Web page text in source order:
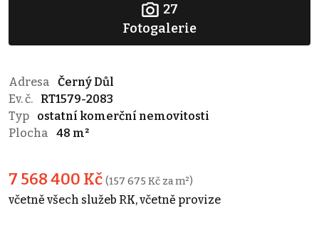
27
Fotogalerie
Adresa
Černý Důl
Ev. č.
RT1579-2083
Typ
ostatní komerční nemovitosti
Plocha
48 m²
7 568 400 Kč (157 675 Kč za m²)
včetně všech služeb RK, včetně provize